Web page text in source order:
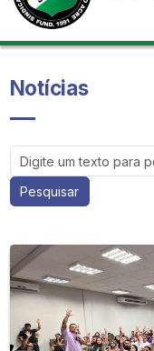
Notícias
Pesquisar